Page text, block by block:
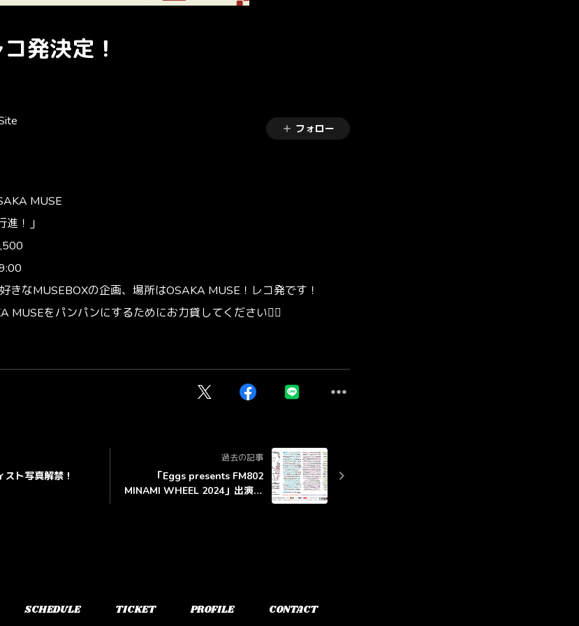
発決定！
フォロー
MUSE
！」
きなMUSEBOXの企画、場所はOSAKA MUSE！レコ発です！
MUSEをパンパンにするためにお力貸してください❤️‍🔥
スト写真解禁！
過去の記事
「Eggs presents FM802
MINAMI WHEEL 2024」出演決
SCHEDULE TICKET PROFILE CONTACT